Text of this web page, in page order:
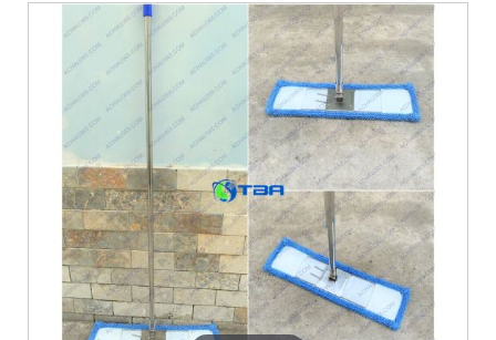
Cây
lau
sàn
sợi
Cây
lau
sàn
sợi
microfiber
60cm
ASIA-
SH60
Cây
sàn
microfiber
siêu
sạch
microfiber
sạch
60cm
ASIA-
SH60
microfiber